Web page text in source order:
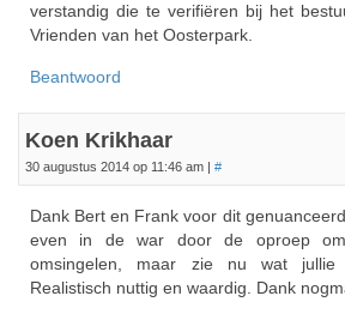
verstandig die te verifiëren bij het
Vrienden van het Oosterpark.
Beantwoord
Koen Krikhaar
30 augustus 2014 op 11:46 am | #
Dank Bert en Frank voor dit
even in de war door de oproep
omsingelen, maar zie nu wat jullie
Realistisch nuttig en waardig. Dank